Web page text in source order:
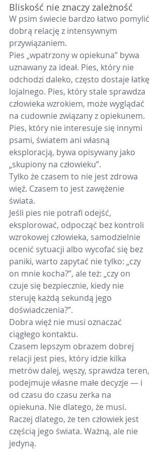
Bliskość nie znaczy zależność
W psim świecie bardzo łatwo pomylić
dobrą relację z intensywnym
przywiązaniem.
Pies „wpatrzony w opiekuna” bywa
uznawany za ideał. Pies, który nie
odchodzi daleko, często dostaje łatkę
lojalnego. Pies, który stale sprawdza
człowieka wzrokiem, może wyglądać
na cudownie związany z opiekunem.
Pies, który nie interesuje się innymi
psami, światem ani własną
eksploracją, bywa opisywany jako
„skupiony na człowieku”.
Tylko że czasem to nie jest zdrowa
więź. Czasem to jest zawężenie
świata.
Jeśli pies nie potrafi odejść,
eksplorować, odpocząć bez kontroli
wzrokowej człowieka, samodzielnie
ocenić sytuacji albo wycofać się bez
paniki, warto zapytać nie tylko: „czy
on mnie kocha?”, ale też: „czy on
czuje się bezpiecznie, kiedy nie
steruję każdą sekundą jego
doświadczenia?”.
Dobra więź nie musi oznaczać
ciągłego kontaktu.
Czasem lepszym obrazem dobrej
relacji jest pies, który idzie kilka
metrów dalej, węszy, sprawdza teren,
podejmuje własne małe decyzje — i
od czasu do czasu zerka na
opiekuna. Nie dlatego, że musi.
Raczej dlatego, że ten człowiek jest
częścią jego świata. Ważną, ale nie
jedyną.